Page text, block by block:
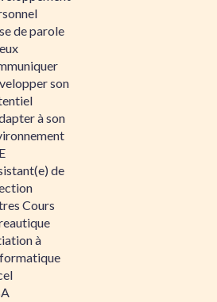
de parole
son
à son
de
Cours
à